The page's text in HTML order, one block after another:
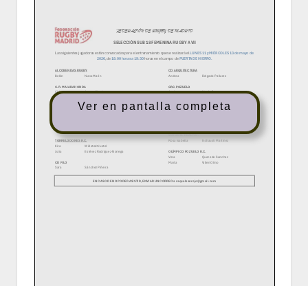
Ver en pantalla completa